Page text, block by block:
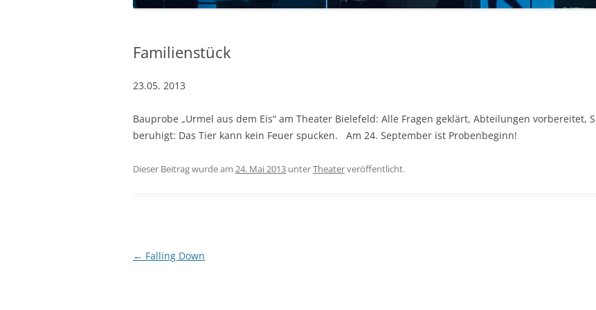
Familienstück
23.05. 2013
Bauprobe „Urmel aus dem Eis“ am Theater Bielefeld: Alle Fragen geklärt, Abteilungen
beruhigt: Das Tier kann kein Feuer spucken. Am 24. September ist Probenbeginn!
Dieser Beitrag wurde am 24. Mai 2013 unterTheaterveröffentlicht.
Beitrags-
← Falling Down